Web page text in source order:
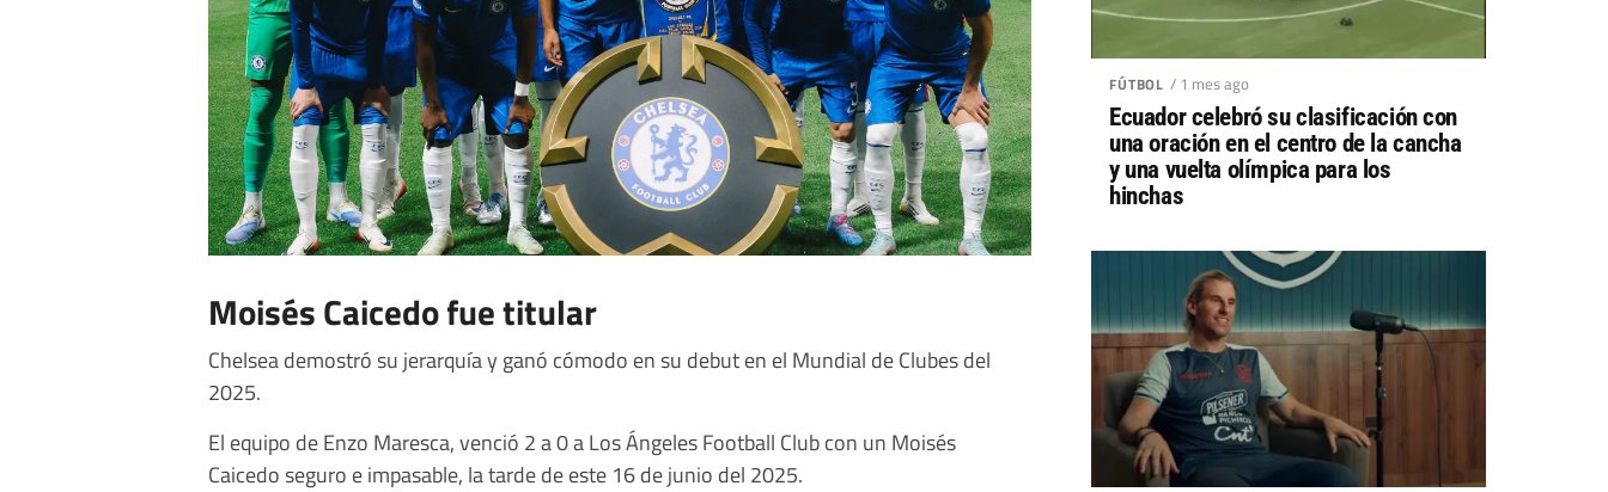
Moisés Caicedo fue titular
Chelsea demostró su jerarquía y ganó cómodo en su debut en el Mundial de Clubes del
2025.
El equipo de Enzo Maresca, venció 2 a 0 a Los Ángeles Football Club con un Moisés
Caicedo seguro e impasable, la tarde de este 16 de junio del 2025.
FÚTBOL / 1 mes ago
Ecuador celebró su clasificación con
una oración en el centro de la cancha
y una vuelta olímpica para los
hinchas